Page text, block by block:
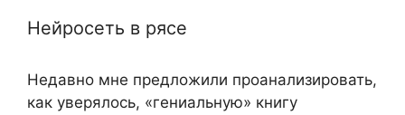
Нейросеть в рясе
Недавно мне предложили проанализировать,
как уверялось, «гениальную» книгу